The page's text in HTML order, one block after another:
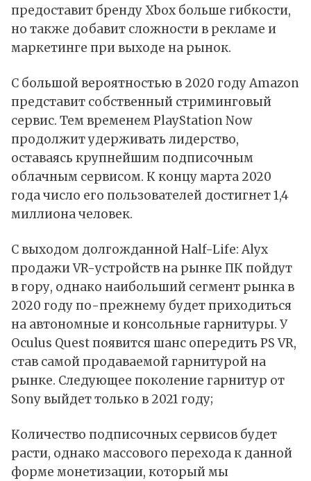
предоставит бренду Xbox больше гибкости,
но также добавит сложности в рекламе и
маркетинге при выходе на рынок.
С большой вероятностью в 2020 году Amazon
представит собственный стриминговый
сервис. Тем временем PlayStation Now
продолжит удерживать лидерство,
оставаясь крупнейшим подписочным
облачным сервисом. К концу марта 2020
года число его пользователей достигнет 1,4
миллиона человек.
С выходом долгожданной Half-Life: Alyx
продажи VR-устройств на рынке ПК пойдут
в гору, однако наибольший сегмент рынка в
2020 году по-прежнему будет приходиться
на автономные и консольные гарнитуры. У
Oculus Quest появится шанс опередить PS VR,
став самой продаваемой гарнитурой на
рынке. Следующее поколение гарнитур от
Sony выйдет только в 2021 году;
Количество подписочных сервисов будет
расти, однако массового перехода к данной
форме монетизации, который мы